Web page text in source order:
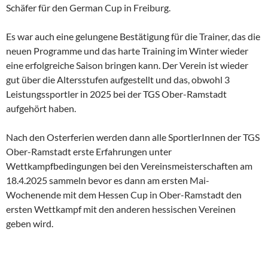
Schäfer für den German Cup in Freiburg.
Es war auch eine gelungene Bestätigung für die Trainer, das die
neuen Programme und das harte Training im Winter wieder
eine erfolgreiche Saison bringen kann. Der Verein ist wieder
gut über die Altersstufen aufgestellt und das, obwohl 3
Leistungssportler in 2025 bei der TGS Ober-Ramstadt
aufgehört haben.
Nach den Osterferien werden dann alle SportlerInnen der TGS
Ober-Ramstadt erste Erfahrungen unter
Wettkampfbedingungen bei den Vereinsmeisterschaften am
18.4.2025 sammeln bevor es dann am ersten Mai-
Wochenende mit dem Hessen Cup in Ober-Ramstadt den
ersten Wettkampf mit den anderen hessischen Vereinen
geben wird.